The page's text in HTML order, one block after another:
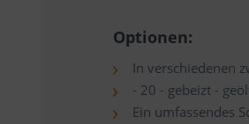
Optionen:
In verschiedenen
- 20 - gebeizt -
Ein umfassendes